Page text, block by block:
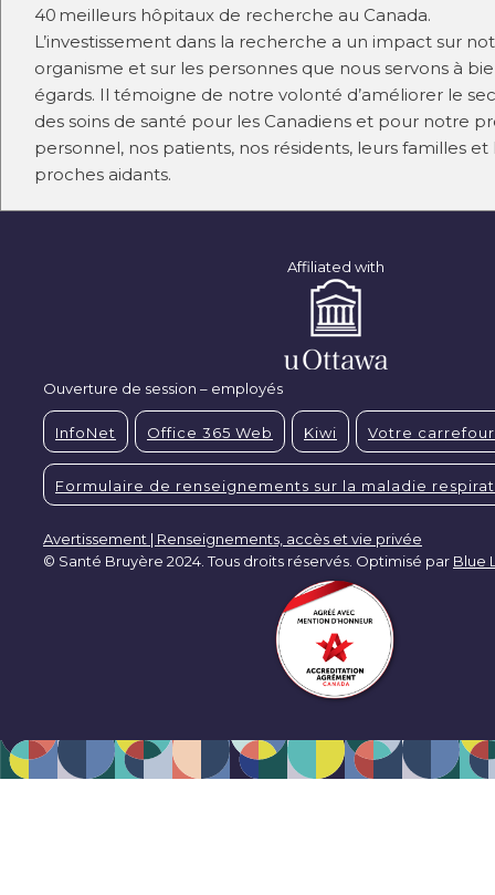
40 meilleurs hôpitaux de recherche au Canada.
L’investissement dans la recherche a un impact sur
organisme et sur les personnes que nous servons à
égards. Il témoigne de notre volonté d’améliorer le
des soins de santé pour les Canadiens et pour notre
personnel, nos patients, nos résidents, leurs familles et
proches aidants.
Affiliated with
Ouverture de session – employés
InfoNet Office 365 Web Kiwi Votre carrefour
Formulaire de renseignements sur la maladie
Avertissement | Renseignements, accès et vie privée
© Santé Bruyère 2024. Tous droits réservés. Optimisé par Blue